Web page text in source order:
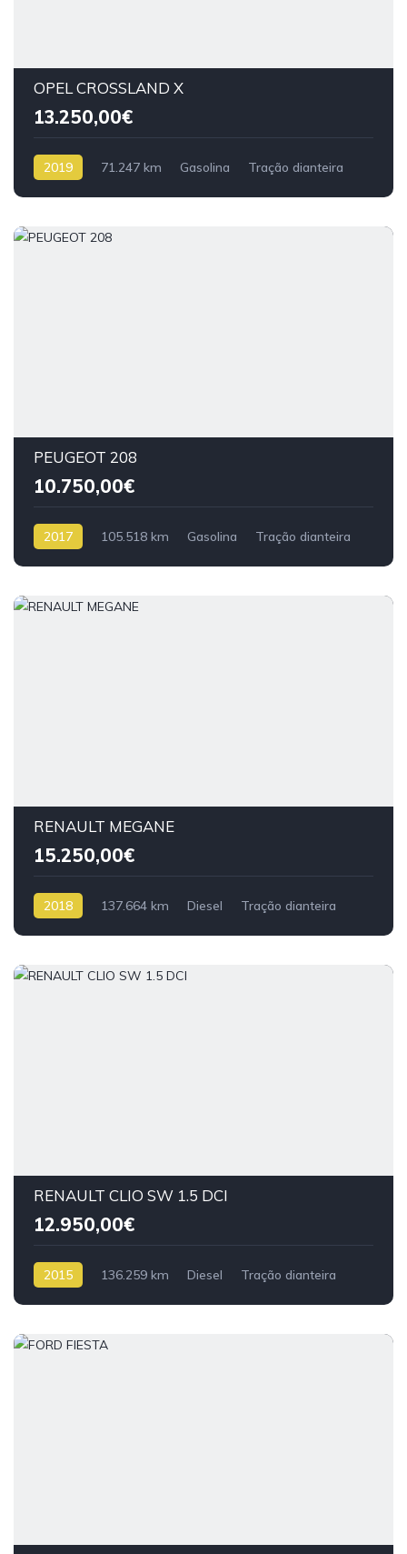
OPEL CROSSLAND X
13.250,00€
2019 71.247 km Gasolina Tração dianteira
PEUGEOT 208
10.750,00€
2017 105.518 km Gasolina Tração dianteira
RENAULT MEGANE
15.250,00€
2018 137.664 km Diesel Tração dianteira
RENAULT CLIO SW 1.5 DCI
12.950,00€
2015 136.259 km Diesel Tração dianteira